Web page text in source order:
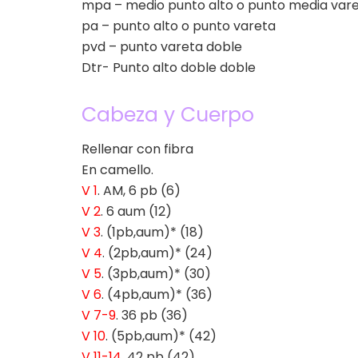
mpa – medio punto alto o punto media
pa – punto alto o punto vareta
pvd – punto vareta doble
Dtr- Punto alto doble doble
Cabeza y Cuerpo
Rellenar con fibra
En camello.
V 1. AM, 6 pb (6)
V 2. 6 aum (12)
V 3. (1pb,aum)* (18)
V 4. (2pb,aum)* (24)
V 5. (3pb,aum)* (30)
V 6. (4pb,aum)* (36)
V 7-9. 36 pb (36)
V 10. (5pb,aum)* (42)